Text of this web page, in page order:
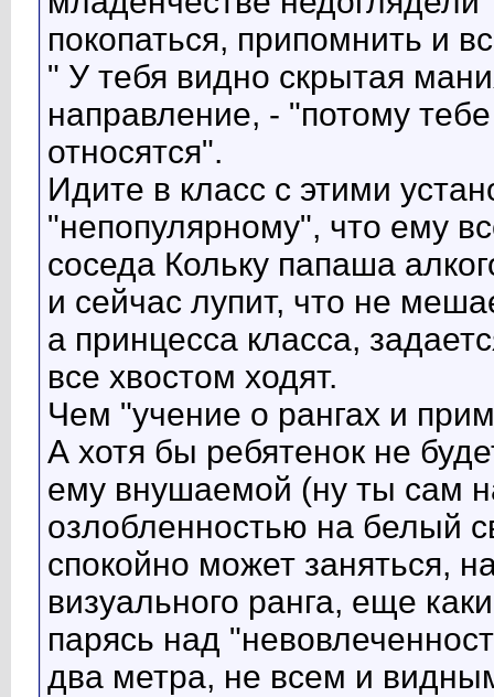
покопаться, припомнить и
" У тебя видно скрытая
направление, - "потому
относятся".
Идите в класс с этими
"непопулярному", что ему
соседа Кольку папаша
и сейчас лупит, что не
а принцесса класса,
все хвостом ходят.
Чем "учение о рангах и
А хотя бы ребятенок не
ему внушаемой (ну ты сам
озлобленностью на белый
спокойно может заняться,
визуального ранга, еще
парясь над
два метра, не всем и